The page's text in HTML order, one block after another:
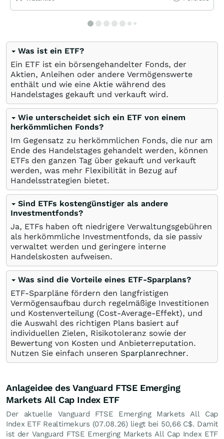
Was ist ein ETF?
Ein ETF ist ein börsengehandelter Fonds, der
Aktien, Anleihen oder andere Vermögenswerte
enthält und wie eine Aktie während des
Handelstages gekauft und verkauft wird.
Wie unterscheidet sich ein ETF von einem
herkömmlichen Fonds?
Im Gegensatz zu herkömmlichen Fonds, die nur am
Ende des Handelstages gehandelt werden, können
ETFs den ganzen Tag über gekauft und verkauft
werden, was mehr Flexibilität in Bezug auf
Handelsstrategien bietet.
Sind ETFs kostengünstiger als andere
Investmentfonds?
Ja, ETFs haben oft niedrigere Verwaltungsgebühren
als herkömmliche Investmentfonds, da sie passiv
verwaltet werden und geringere interne
Handelskosten aufweisen.
Was sind die Vorteile eines ETF-Sparplans?
ETF-Sparpläne fördern den langfristigen
Vermögensaufbau durch regelmäßige Investitionen
und Kostenverteilung (Cost-Average-Effekt), und
die Auswahl des richtigen Plans basiert auf
individuellen Zielen, Risikotoleranz sowie der
Bewertung von Kosten und Anbieterreputation.
Nutzen Sie einfach unseren Sparplanrechner.
Anlageidee des Vanguard FTSE Emerging
Markets All Cap Index ETF
Der aktuelle Vanguard FTSE Emerging Markets All Cap
Index ETF Realtimekurs (07.08.26) liegt bei 50,66 C$. Damit
ist der Vanguard FTSE Emerging Markets All Cap Index ETF